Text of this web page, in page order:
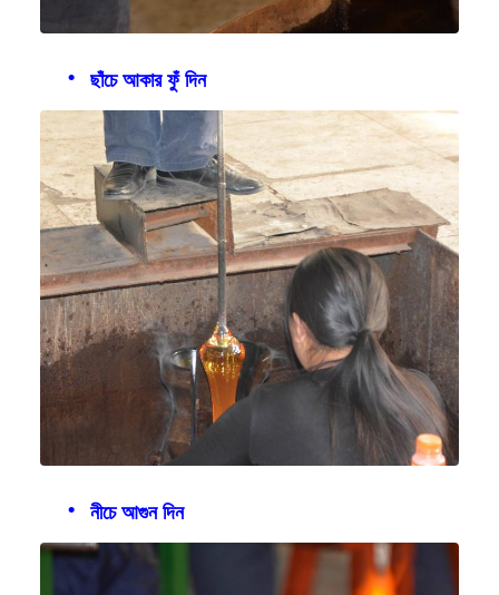
ছাঁচে আকার ফুঁ দিন
নীচে আগুন দিন